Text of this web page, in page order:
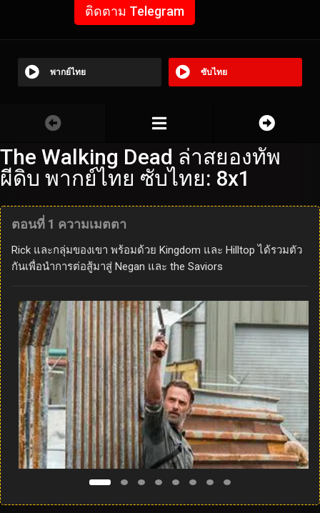
ติดตาม Telegram
พากย์ไทย ซับไทย
The Walking Dead ล่าสยองทัพ
ผีดิบ พากย์ไทย ซับไทย: 8x1
ตอนที่ 1 ความเมตตา
Rick และกลุ่มของเขา พร้อมด้วย Kingdom และ Hilltop ได้รวมตัว
กันเพื่อนำการต่อสู้มาสู่ Negan และ the Saviors